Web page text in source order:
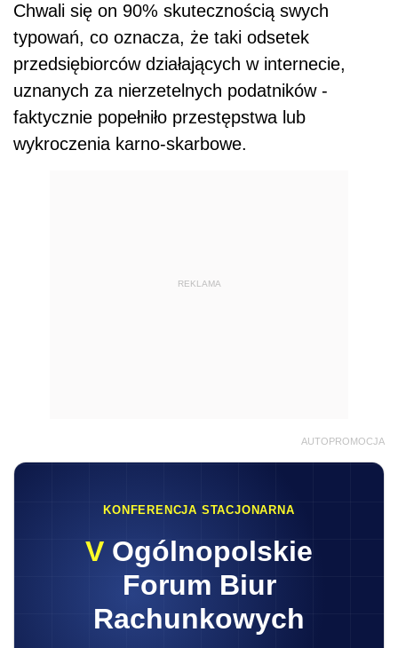
Chwali się on 90% skutecznością swych
typowań, co oznacza, że taki odsetek
przedsiębiorców działających w internecie,
uznanych za nierzetelnych podatników -
faktycznie popełniło przestępstwa lub
wykroczenia karno-skarbowe.
REKLAMA
AUTOPROMOCJA
KONFERENCJA STACJONARNA
V Ogólnopolskie
Forum Biur
Rachunkowych